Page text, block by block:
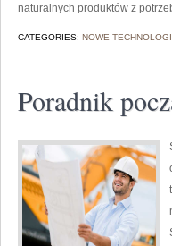
naturalnych produktów z
CATEGORIES: NOWE
Poradnik